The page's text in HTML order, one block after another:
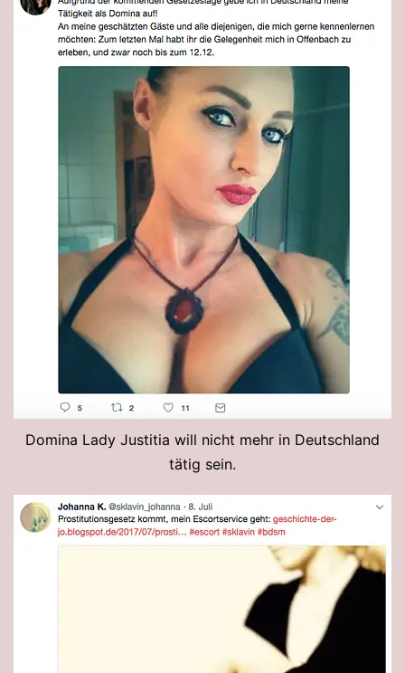
Domina Lady Justitia will nicht mehr in Deutschland
tätig sein.